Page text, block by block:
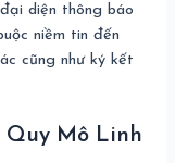
diện thông báo
niềm tin đến
cũng như ký kết
Quy Mô Linh